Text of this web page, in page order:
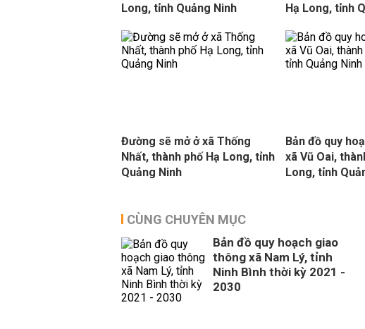
Long, tỉnh Quảng Ninh
Hạ Long, tỉnh
Đường sẽ mở ở xã Thống
Nhất, thành phố Hạ Long, tỉnh
Quảng Ninh
Bản đồ quy
xã Vũ Oai,
Long, tỉnh
CÙNG CHUYÊN MỤC
Bản đồ quy hoạch giao
thông xã Nam Lý, tỉnh
Ninh Bình thời kỳ 2021 -
2030